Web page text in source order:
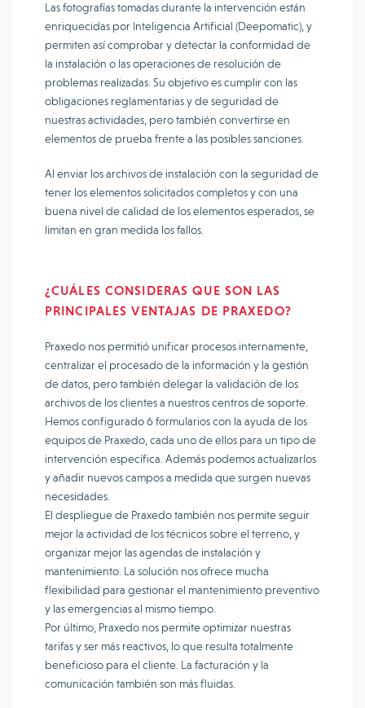
Las fotografías tomadas durante la intervención están
enriquecidas por Inteligencia Artificial (Deepomatic), y
permiten así comprobar y detectar la conformidad de
la instalación o las operaciones de resolución de
problemas realizadas. Su objetivo es cumplir con las
obligaciones reglamentarias y de seguridad de
nuestras actividades, pero también convertirse en
elementos de prueba frente a las posibles sanciones.
Al enviar los archivos de instalación con la seguridad de
tener los elementos solicitados completos y con una
buena nivel de calidad de los elementos esperados, se
limitan en gran medida los fallos.
¿CUÁLES CONSIDERAS QUE SON LAS
PRINCIPALES VENTAJAS DE PRAXEDO?
Praxedo nos permitió unificar procesos internamente,
centralizar el procesado de la información y la gestión
de datos, pero también delegar la validación de los
archivos de los clientes a nuestros centros de soporte.
Hemos configurado 6 formularios con la ayuda de los
equipos de Praxedo, cada uno de ellos para un tipo de
intervención específica. Además podemos actualizarlos
y añadir nuevos campos a medida que surgen nuevas
necesidades.
El despliegue de Praxedo también nos permite seguir
mejor la actividad de los técnicos sobre el terreno, y
organizar mejor las agendas de instalación y
mantenimiento. La solución nos ofrece mucha
flexibilidad para gestionar el mantenimiento preventivo
y las emergencias al mismo tiempo.
Por último, Praxedo nos permite optimizar nuestras
tarifas y ser más reactivos, lo que resulta totalmente
beneficioso para el cliente. La facturación y la
comunicación también son más fluidas.